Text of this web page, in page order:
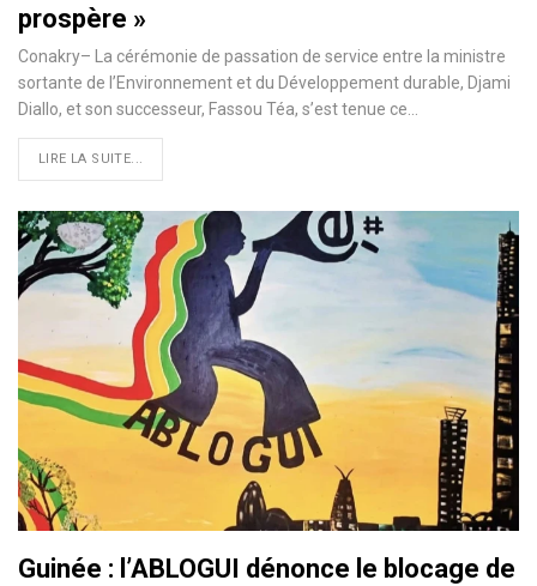
prospère »
Conakry– La cérémonie de passation de service entre la ministre
sortante de l’Environnement et du Développement durable, Djami
Diallo, et son successeur, Fassou Téa, s’est tenue ce…
LIRE LA SUITE...
Guinée : l’ABLOGUI dénonce le blocage de